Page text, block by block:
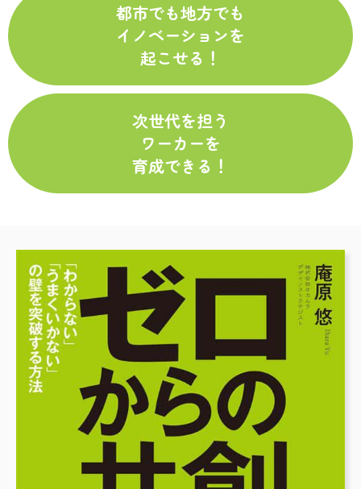
都市でも地方でも
イノベーションを
起こせる！
次世代を担う
ワーカーを
育成できる！